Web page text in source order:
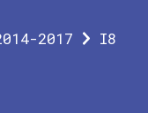
2017
I8